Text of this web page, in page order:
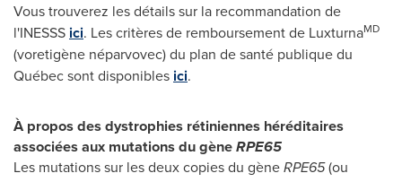
Vous trouverez les détails sur la recommandation de
l'INESSS ici. Les critères de remboursement de LuxturnaMD
(voretigène néparvovec) du plan de santé publique du
Québec sont disponibles ici.
À propos des dystrophies rétiniennes héréditaires
associées aux mutations du gèneRPE65
Les mutations sur les deux copies du gèneRPE65(ou